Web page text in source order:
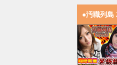
●汚職列島